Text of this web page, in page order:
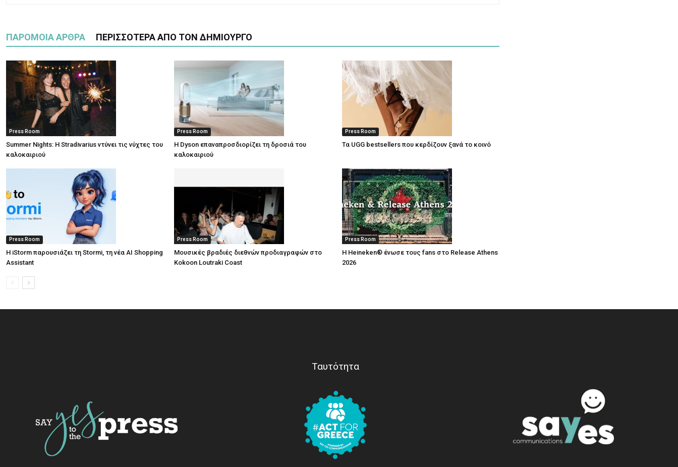
ΠΑΡΟΜΟΙΑ ΑΡΘΡΑ ΠΕΡΙΣΣΟΤΕΡΑ ΑΠΟ ΤΟΝ ΔΗΜΙΟΥΡΓΟ
Press Room
Summer Nights: Η Stradivarius ντύνει τις νύχτες του
καλοκαιριού
Press Room
Η Dyson επαναπροσδιορίζει τη δροσιά του
καλοκαιριού
Press Room
Τα UGG bestsellers που κερδίζουν ξανά το κοινό
Press Room
Η iStorm παρουσιάζει τη Stormi, τη νέα AI Shopping
Assistant
Press Room
Μουσικές βραδιές διεθνών προδιαγραφών στο
Kokoon Loutraki Coast
Press Room
Η Heineken® ένωσε τους fans στο Release Athens
2026
Ταυτότητα